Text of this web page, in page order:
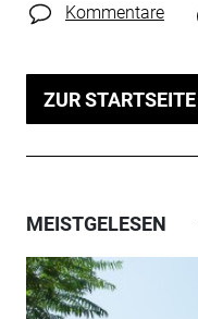
Kommentare
ZUR STARTSEITE
MEISTGELESEN